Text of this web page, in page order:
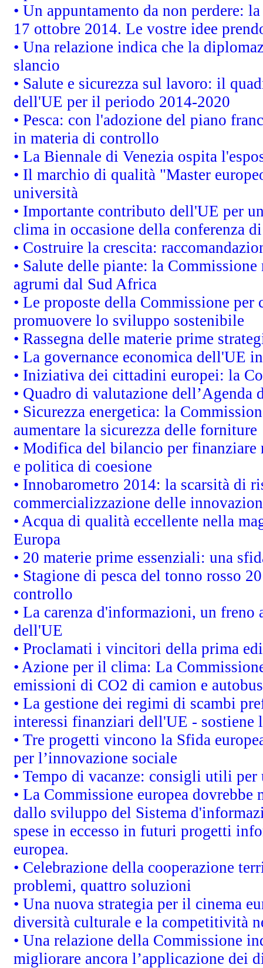
• Un appuntamento da non perdere:
17 ottobre 2014. Le vostre idee
• Una relazione indica che la
slancio
• Salute e sicurezza sul lavoro: il
dell'UE per il periodo 2014-2020
• Pesca: con l'adozione del piano
in materia di controllo
• La Biennale di Venezia ospita
• Il marchio di qualità "Master
università
• Importante contributo dell'UE per
clima in occasione della conferenza
• Costruire la crescita:
• Salute delle piante: la
agrumi dal Sud Africa
• Le proposte della Commissione
promuovere lo sviluppo sostenibile
• Rassegna delle materie prime
• La governance economica dell'UE
• Iniziativa dei cittadini europei: la
• Quadro di valutazione
• Sicurezza energetica: la
aumentare la sicurezza delle forniture
• Modifica del bilancio per finanziare
e politica di coesione
• Innobarometro 2014: la scarsità di
commercializzazione delle
• Acqua di qualità eccellente nella
Europa
• 20 materie prime essenziali: una
• Stagione di pesca del tonno rosso
controllo
• La carenza d'informazioni, un
dell'UE
• Proclamati i vincitori della prima
• Azione per il clima: La
emissioni di CO2 di camion e autobus
• La gestione dei regimi di scambi
interessi finanziari dell'UE - sostiene
• Tre progetti vincono la Sfida
per l’innovazione sociale
• Tempo di vacanze: consigli utili per
• La Commissione europea
dallo sviluppo del Sistema
spese in eccesso in futuri progetti
europea.
• Celebrazione della cooperazione
problemi, quattro soluzioni
• Una nuova strategia per il cinema
diversità culturale e la competitività
• Una relazione della Commissione
migliorare ancora l’applicazione dei